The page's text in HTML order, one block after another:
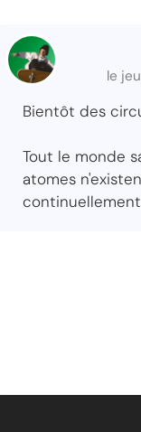
le
Bientôt des
Tout le monde
atomes